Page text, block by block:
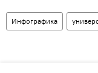
Инфографика